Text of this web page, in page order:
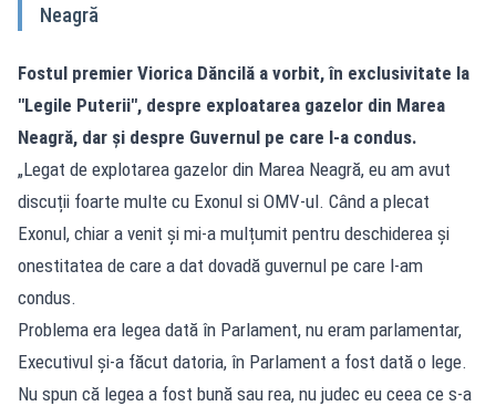
Neagră
Fostul premier Viorica Dăncilă a vorbit, în exclusivitate la
"Legile Puterii", despre exploatarea gazelor din Marea
Neagră, dar și despre Guvernul pe care l-a condus.
„Legat de explotarea gazelor din Marea Neagră, eu am avut
discuții foarte multe cu Exonul si OMV-ul. Când a plecat
Exonul, chiar a venit și mi-a mulțumit pentru deschiderea și
onestitatea de care a dat dovadă guvernul pe care l-am
condus.
Problema era legea dată în Parlament, nu eram parlamentar,
Executivul și-a făcut datoria, în Parlament a fost dată o lege.
Nu spun că legea a fost bună sau rea, nu judec eu ceea ce s-a